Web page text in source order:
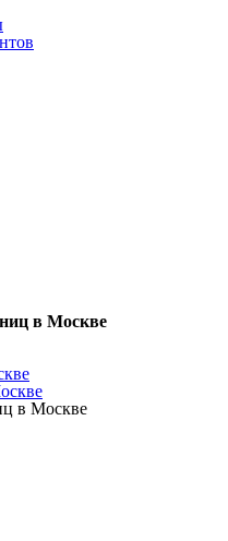
в Москве
в Москве